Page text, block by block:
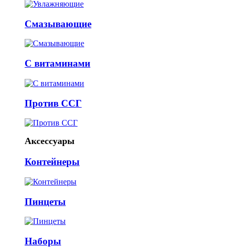
Смазывающие
С витаминами
Против ССГ
Аксессуары
Контейнеры
Пинцеты
Наборы